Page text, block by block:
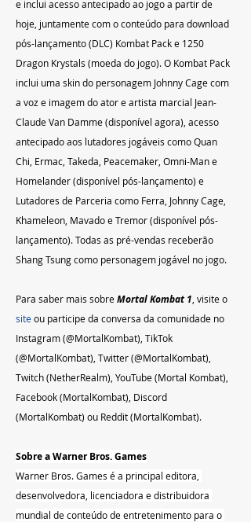
e inclui acesso antecipado ao jogo a partir de
hoje, juntamente com o conteúdo para download
pós-lançamento (DLC) Kombat Pack e 1250
Dragon Krystals (moeda do jogo). O Kombat Pack
inclui uma skin do personagem Johnny Cage com
a voz e imagem do ator e artista marcial Jean-
Claude Van Damme (disponível agora), acesso
antecipado aos lutadores jogáveis como Quan
Chi, Ermac, Takeda, Peacemaker, Omni-Man e
Homelander (disponível pós-lançamento) e
Lutadores de Parceria como Ferra, Johnny Cage,
Khameleon, Mavado e Tremor (disponível pós-
lançamento). Todas as pré-vendas receberão
Shang Tsung como personagem jogável no jogo.
Para saber mais sobre Mortal Kombat 1 , visite o
site ou participe da conversa da comunidade no
Instagram (@MortalKombat), TikTok
(@MortalKombat), Twitter (@MortalKombat),
Twitch (NetherRealm), YouTube (Mortal Kombat),
Facebook (MortalKombat), Discord
(MortalKombat) ou Reddit (MortalKombat).
Sobre a Warner Bros. Games
Warner Bros. Games é a principal editora,
desenvolvedora, licenciadora e distribuidora
mundial de conteúdo de entretenimento para o